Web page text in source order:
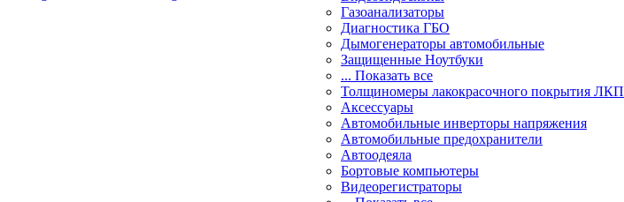
Газоанализаторы
Диагностика ГБО
Дымогенераторы автомобильные
Защищенные Ноутбуки
... Показать все
Толщиномеры лакокрасочного покрытия ЛКП
Аксессуары
Автомобильные инверторы напряжения
Автомобильные предохранители
Автоодеяла
Бортовые компьютеры
Видеорегистраторы